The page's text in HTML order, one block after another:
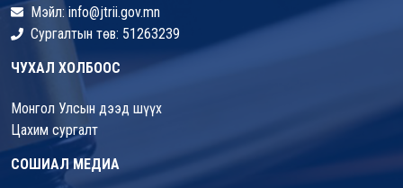
Мэйл: info@jtrii.gov.mn
Сургалтын төв: 51263239
ЧУХАЛ ХОЛБООС
Монгол Улсын дээд шүүх
Цахим сургалт
СОШИАЛ МЕДИА